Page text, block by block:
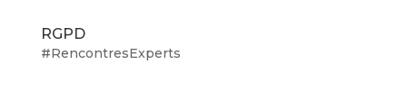
RGPD
#RencontresExperts